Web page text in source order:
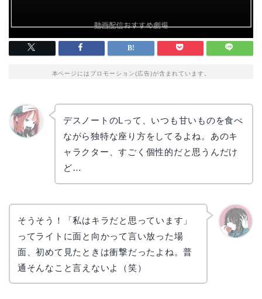
本ページにはプロモーション(広告)が含まれています。
デスノートのLって、いつも甘いものを食べ
ながら独特な座り方をしてるよね。あのキ
ャラクター、すごく個性的だと思うんだけ
ど…
そうそう！「私はキラだと思っています」
ってライトに面と向かって言い放った場
面、初めて見たときは衝撃だったよね。普
通そんなこと言えないよ（笑）